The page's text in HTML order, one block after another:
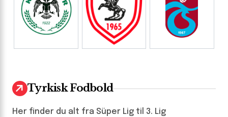
Tyrkisk Fodbold
Her finder du alt fra Süper Lig til 3. Lig